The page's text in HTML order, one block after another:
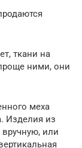
ткани на
ними, они
меха
Изделия из
или